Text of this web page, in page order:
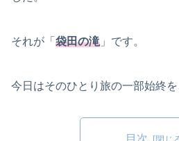
それが「 袋田の滝」です。
今日はそのひとり旅の一部始終を